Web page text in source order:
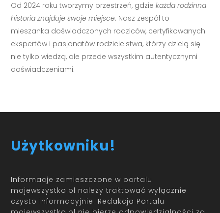
Od 2024 roku tworzymy przestrzeń, gdziekażda rodzinna
historia znajduje swoje miejsce. Nasz zespół to
mieszanka doświadczonych rodziców, certyfikowanych
ekspertów i pasjonatów rodzicielstwa, którzy dzielą się
nie tylko wiedzą, ale przede wszystkim autentycznymi
doświadczeniami.
Użytkowniku!
Informacje zamieszczone w portalu
mojewszystko.pl należy traktować wyłącznie
czysto informacyjnie. Redakcja Portalu